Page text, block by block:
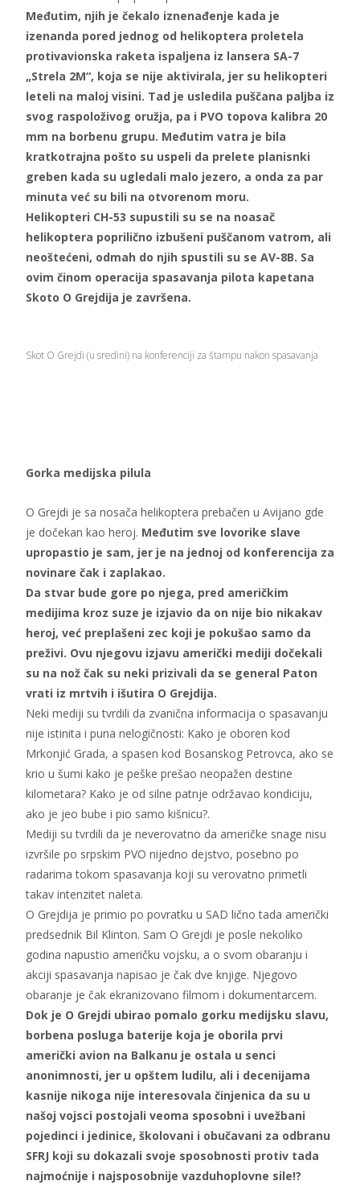
Međutim, njih je čekalo iznenađenje kada je
izenanda pored jednog od helikoptera proletela
protivavionska raketa ispaljena iz lansera SA-7
„Strela 2M“, koja se nije aktivirala, jer su helikopteri
leteli na maloj visini. Tad je usledila puščana paljba iz
svog raspoloživog oružja, pa i PVO topova kalibra 20
mm na borbenu grupu. Međutim vatra je bila
kratkotrajna pošto su uspeli da prelete planisnki
greben kada su ugledali malo jezero, a onda za par
minuta već su bili na otvorenom moru.
Helikopteri CH-53 supustili su se na noasač
helikoptera poprilično izbušeni puščanom vatrom, ali
neoštećeni, odmah do njih spustili su se AV-8B. Sa
ovim činom operacija spasavanja pilota kapetana
Skoto O Grejdija je završena.
Skot O Grejdi (u sredini) na konferenciji za štampu nakon spasavanja
Gorka medijska pilula
O Grejdi je sa nosača helikoptera prebačen u Avijano gde
je dočekan kao heroj. Međutim sve lovorike slave
upropastio je sam, jer je na jednoj od konferencija za
novinare čak i zaplakao.
Da stvar bude gore po njega, pred američkim
medijima kroz suze je izjavio da on nije bio nikakav
heroj, već preplašeni zec koji je pokušao samo da
preživi. Ovu njegovu izjavu američki mediji dočekali
su na nož čak su neki prizivali da se general Paton
vrati iz mrtvih i išutira O Grejdija.
Neki mediji su tvrdili da zvanična informacija o spasavanju
nije istinita i puna nelogičnosti: Kako je oboren kod
Mrkonjić Grada, a spasen kod Bosanskog Petrovca, ako se
krio u šumi kako je peške prešao neopažen destine
kilometara? Kako je od silne patnje održavao kondiciju,
ako je jeo bube i pio samo kišnicu?.
Mediji su tvrdili da je neverovatno da američke snage nisu
izvršile po srpskim PVO nijedno dejstvo, posebno po
radarima tokom spasavanja koji su verovatno primetli
takav intenzitet naleta.
O Grejdija je primio po povratku u SAD lično tada američki
predsednik Bil Klinton. Sam O Grejdi je posle nekoliko
godina napustio američku vojsku, a o svom obaranju i
akciji spasavanja napisao je čak dve knjige. Njegovo
obaranje je čak ekranizovano filmom i dokumentarcem.
Dok je O Grejdi ubirao pomalo gorku medijsku slavu,
borbena posluga baterije koja je oborila prvi
američki avion na Balkanu je ostala u senci
anonimnosti, jer u opštem ludilu, ali i decenijama
kasnije nikoga nije interesovala činjenica da su u
našoj vojsci postojali veoma sposobni i uvežbani
pojedinci i jedinice, školovani i obučavani za odbranu
SFRJ koji su dokazali svoje sposobnosti protiv tada
najmoćnije i najsposobnije vazduhoplovne sile!?